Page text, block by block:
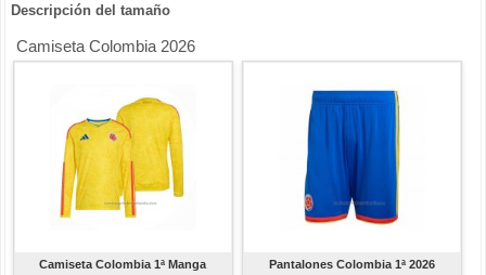
Descripción del tamaño
Camiseta Colombia 2026
Camiseta Colombia 1ª Manga
Pantalones Colombia 1ª 2026